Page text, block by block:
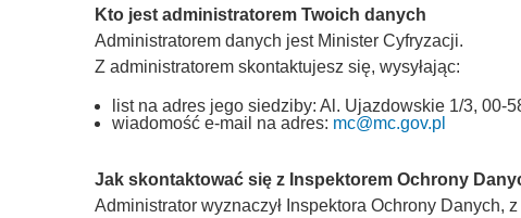
Kto jest administratorem Twoich danych
Administratorem danych jest Minister Cyfryzacji.
Z administratorem skontaktujesz się, wysyłając:
list na adres jego siedziby: Al. Ujazdowskie 1/3, 00-
wiadomość e-mail na adres: mc@mc.gov.pl
Jak skontaktować się z Inspektorem Ochrony
Administrator wyznaczył Inspektora Ochrony Danych,